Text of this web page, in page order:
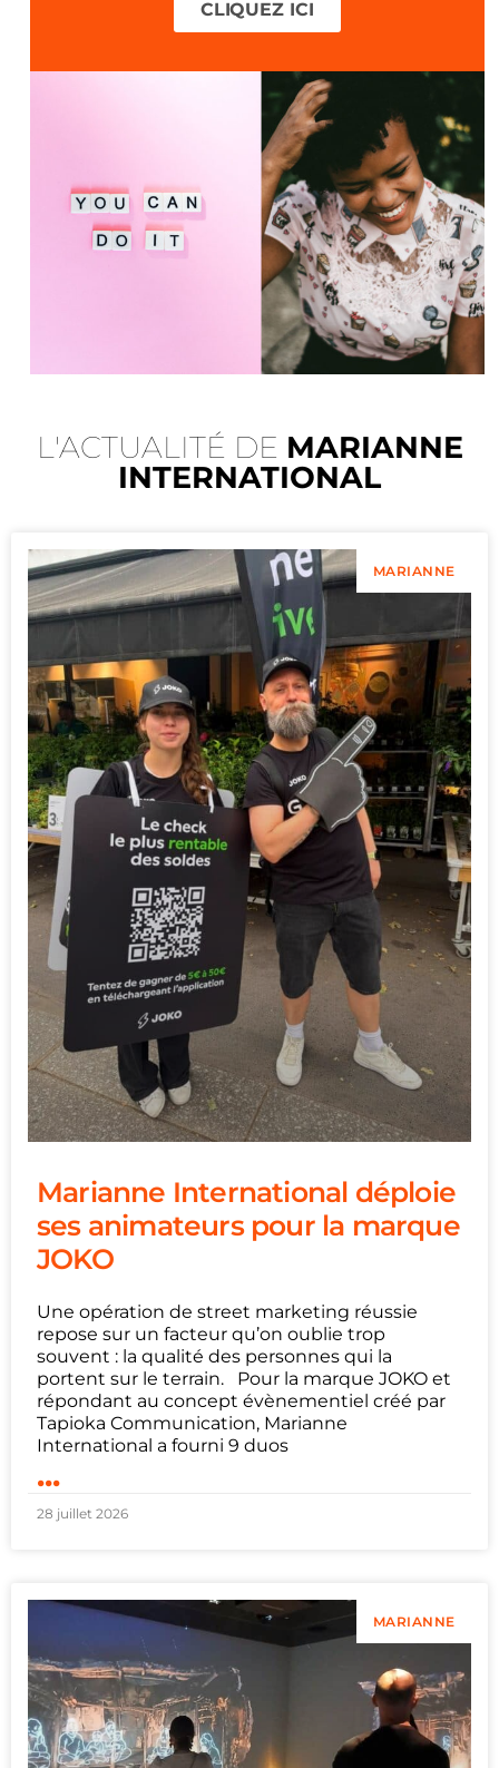
CLIQUEZ ICI
L'ACTUALITÉ DE MARIANNE
INTERNATIONAL
MARIANNE
Marianne International déploie
ses animateurs pour la marque
JOKO
Une opération de street marketing réussie
repose sur un facteur qu’on oublie trop
souvent : la qualité des personnes qui la
portent sur le terrain. Pour la marque JOKO et
répondant au concept évènementiel créé par
Tapioka Communication, Marianne
International a fourni 9 duos
...
28 juillet 2026
MARIANNE